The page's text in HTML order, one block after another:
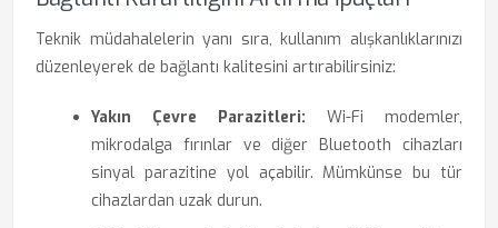
Teknik müdahalelerin yanı sıra, kullanım alışkanlıklarınızı
düzenleyerek de bağlantı kalitesini artırabilirsiniz:
Yakın Çevre Parazitleri: Wi-Fi modemler,
mikrodalga fırınlar ve diğer Bluetooth cihazları
sinyal parazitine yol açabilir. Mümkünse bu tür
cihazlardan uzak durun.